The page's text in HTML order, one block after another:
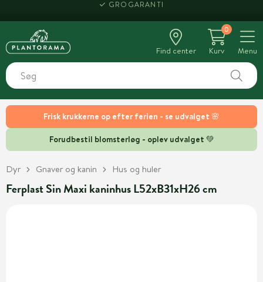
Frisk krukkerne op efter ferien - se udvalget 🌸
Forudbestil blomsterløg - oplev udvalget 💚
GROGARANTI
Find center
0
Kurv
Menu
Dyr Gnaver og kanin Hus og huler
Ferplast Sin Maxi kaninhus L52xB31xH26 cm